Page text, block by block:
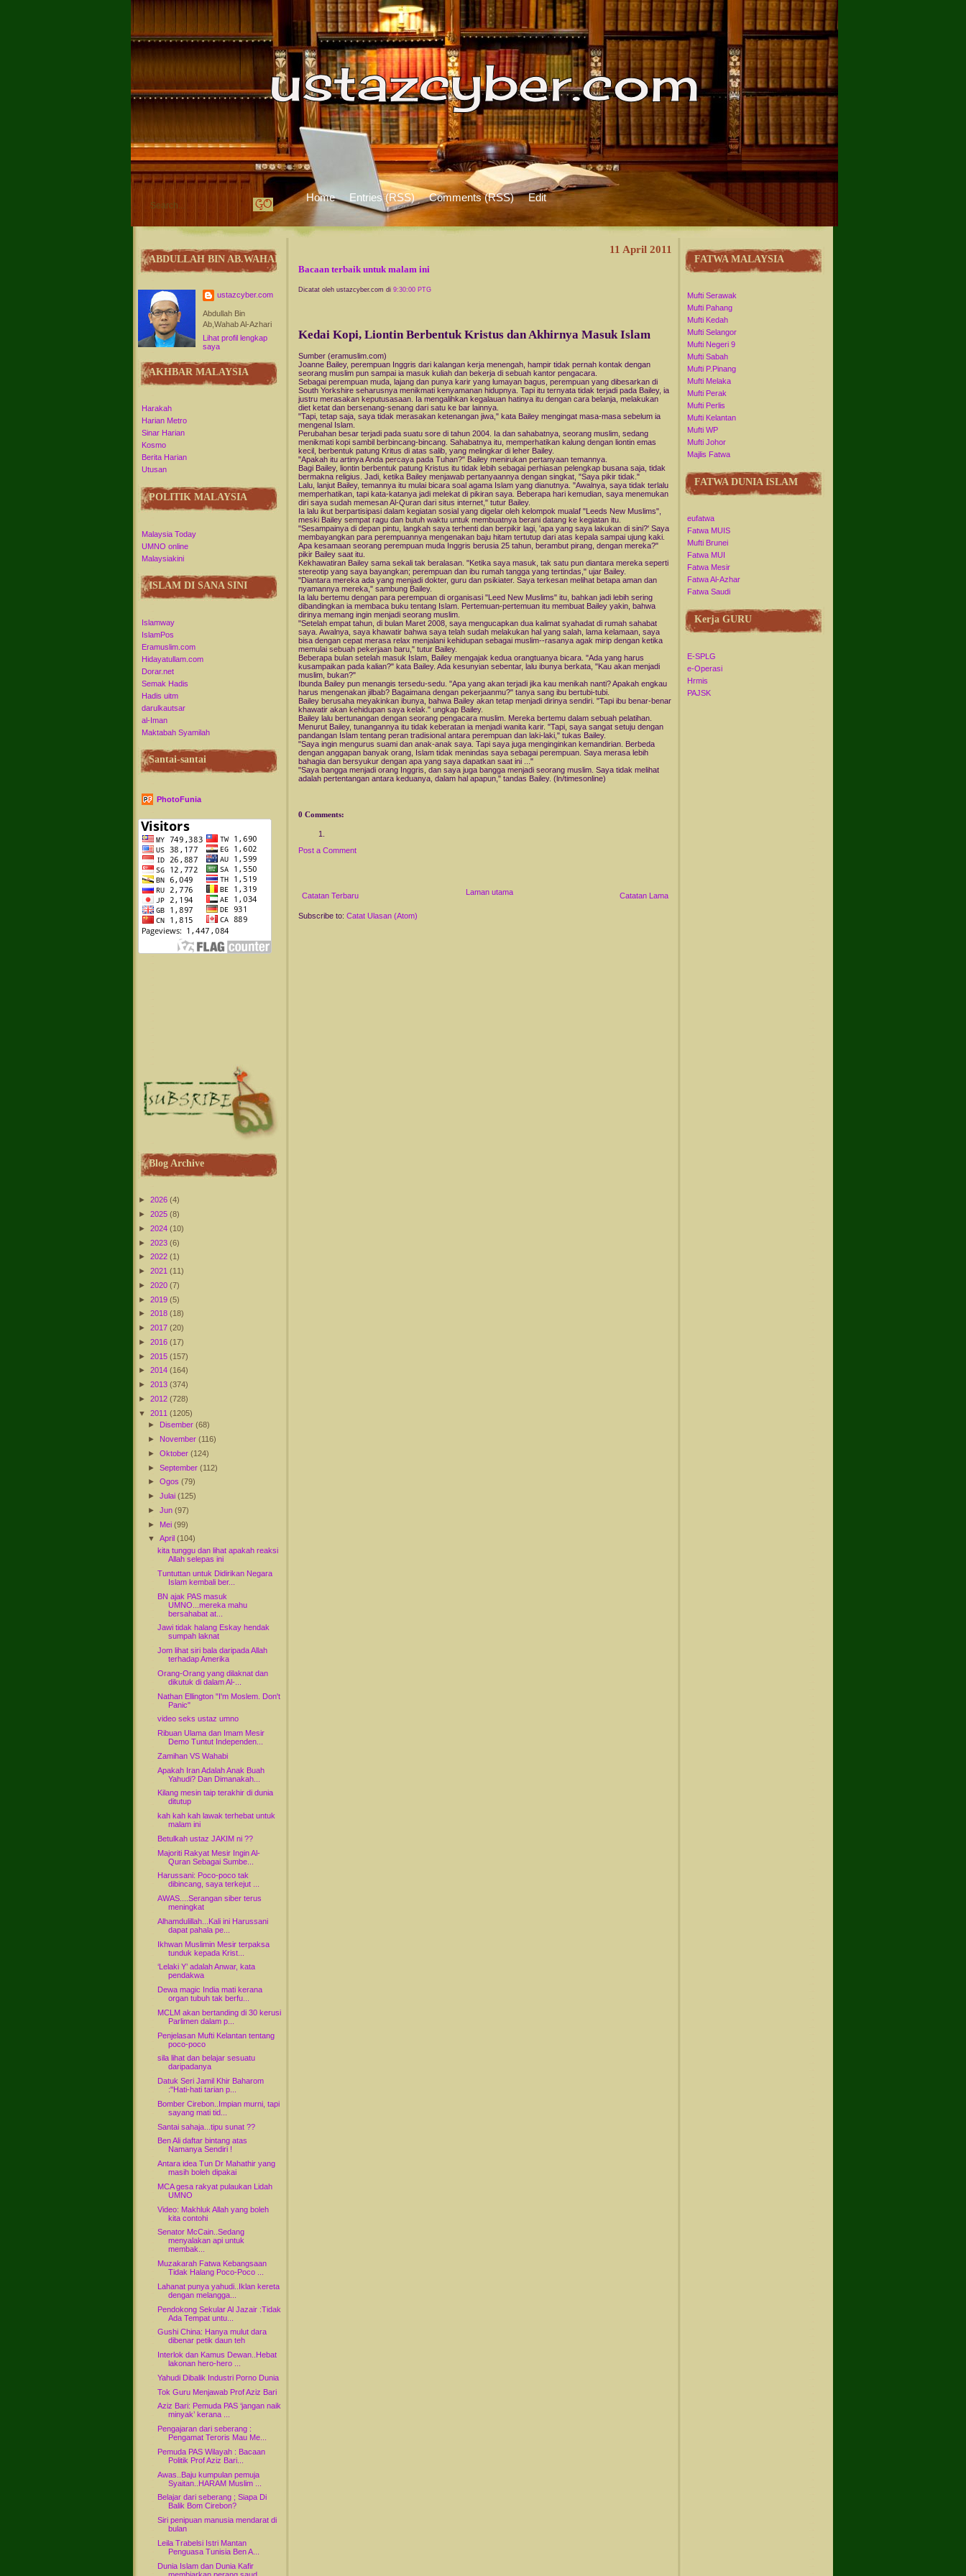
Home Entries (RSS) Comments (RSS) Edit
ABDULLAH BIN AB.WAHAB
ustazcyber.com
Abdullah Bin
Ab,Wahab Al-Azhari
Lihat profil lengkap
saya
AKHBAR MALAYSIA
Harakah
Harian Metro
Sinar Harian
Kosmo
Berita Harian
Utusan
POLITIK MALAYSIA
Malaysia Today
UMNO online
Malaysiakini
ISLAM DI SANA SINI
Islamway
IslamPos
Eramuslim.com
Hidayatullam.com
Dorar.net
Semak Hadis
Hadis uitm
darulkautsar
al-Iman
Maktabah Syamilah
Santai-santai
PhotoFunia
Blog Archive
► 2026 (4)
► 2025 (8)
► 2024 (10)
► 2023 (6)
► 2022 (1)
► 2021 (11)
► 2020 (7)
► 2019 (5)
► 2018 (18)
► 2017 (20)
► 2016 (17)
► 2015 (157)
► 2014 (164)
► 2013 (374)
► 2012 (728)
▼
2011 (1205)
►
Disember(68)
► November(116)
►Oktober(124)
►September(112)
►Ogos(79)
►Julai(125)
►Jun(97)
► Mei(99)
▼
April(104)
kita tunggu dan lihat apakah reaksi
Allah selepas ini
Tuntuttan untuk Didirikan Negara
Islam kembali ber...
BN ajak PAS masuk
UMNO...mereka mahu
bersahabat at...
Jawi tidak halang Eskay hendak
sumpah laknat
Jom lihat siri bala daripada Allah
terhadap Amerika
Orang-Orang yang dilaknat dan
dikutuk di dalam Al-...
Nathan Ellington "I'm Moslem. Don't
Panic"
video seks ustaz umno
Ribuan Ulama dan Imam Mesir
Demo Tuntut Independen...
Zamihan VS Wahabi
Apakah Iran Adalah Anak Buah
Yahudi? Dan Dimanakah...
Kilang mesin taip terakhir di dunia
ditutup
kah kah kah lawak terhebat untuk
malam ini
Betulkah ustaz JAKIM ni ??
Majoriti Rakyat Mesir Ingin Al-
Quran Sebagai Sumbe...
Harussani: Poco-poco tak
dibincang, saya terkejut ...
AWAS....Serangan siber terus
meningkat
Alhamdulillah...Kali ini Harussani
dapat pahala pe...
Ikhwan Muslimin Mesir terpaksa
tunduk kepada Krist...
‘Lelaki Y’ adalah Anwar, kata
pendakwa
Dewa magic India mati kerana
organ tubuh tak berfu...
MCLM akan bertanding di 30 kerusi
Parlimen dalam p...
Penjelasan Mufti Kelantan tentang
poco-poco
sila lihat dan belajar sesuatu
daripadanya
Datuk Seri Jamil Khir Baharom
:"Hati-hati tarian p...
Bomber Cirebon..Impian murni, tapi
sayang mati tid...
Santai sahaja...tipu sunat ??
Ben Ali daftar bintang atas
Namanya Sendiri !
Antara idea Tun Dr Mahathir yang
masih boleh dipakai
MCA gesa rakyat pulaukan Lidah
UMNO
Video: Makhluk Allah yang boleh
kita contohi
Senator McCain..Sedang
menyalakan api untuk
membak...
Muzakarah Fatwa Kebangsaan
Tidak Halang Poco-Poco ...
Lahanat punya yahudi..Iklan kereta
dengan melangga...
Pendokong Sekular Al Jazair :Tidak
Ada Tempat untu...
Gushi China: Hanya mulut dara
dibenar petik daun teh
Interlok dan Kamus Dewan..Hebat
lakonan hero-hero ...
Yahudi Dibalik Industri Porno Dunia
Tok Guru Menjawab Prof Aziz Bari
Aziz Bari: Pemuda PAS ‘jangan naik
minyak’ kerana ...
Pengajaran dari seberang :
Pengamat Teroris Mau Me...
Pemuda PAS Wilayah : Bacaan
Politik Prof Aziz Bari...
Awas..Baju kumpulan pemuja
Syaitan..HARAM Muslim ...
Belajar dari seberang ; Siapa Di
Balik Bom Cirebon?
Siri penipuan manusia mendarat di
bulan
Leila Trabelsi Istri Mantan
Penguasa Tunisia Ben A...
Dunia Islam dan Dunia Kafir
membiarkan perang saud...
11 April 2011
Bacaan terbaik untuk malam ini
Dicatat oleh ustazcyber.com di 9:30:00 PTG
Kedai Kopi, Liontin Berbentuk Kristus dan Akhirnya Masuk Islam
Sumber (eramuslim.com)
Joanne Bailey, perempuan Inggris dari kalangan kerja menengah, hampir tidak pernah kontak dengan
seorang muslim pun sampai ia masuk kuliah dan bekerja di sebuah kantor pengacara.
Sebagai perempuan muda, lajang dan punya karir yang lumayan bagus, perempuan yang dibesarkan di
South Yorkshire seharusnya menikmati kenyamanan hidupnya. Tapi itu ternyata tidak terjadi pada Bailey, ia
justru merasakan keputusasaan. Ia mengalihkan kegalauan hatinya itu dengan cara belanja, melakukan
diet ketat dan bersenang-senang dari satu ke bar lainnya.
"Tapi, tetap saja, saya tidak merasakan ketenangan jiwa," kata Bailey mengingat masa-masa sebelum ia
mengenal Islam.
Perubahan besar terjadi pada suatu sore di tahun 2004. Ia dan sahabatnya, seorang muslim, sedang
menikmati kopi sambil berbincang-bincang. Sahabatnya itu, memperhatikan kalung dengan liontin emas
kecil, berbentuk patung Kritus di atas salib, yang melingkar di leher Bailey.
"Apakah itu artinya Anda percaya pada Tuhan?" Bailey menirukan pertanyaan temannya.
Bagi Bailey, liontin berbentuk patung Kristus itu tidak lebih sebagai perhiasan pelengkap busana saja, tidak
bermakna religius. Jadi, ketika Bailey menjawab pertanyaannya dengan singkat, "Saya pikir tidak."
Lalu, lanjut Bailey, temannya itu mulai bicara soal agama Islam yang dianutnya. "Awalnya, saya tidak terlalu
memperhatikan, tapi kata-katanya jadi melekat di pikiran saya. Beberapa hari kemudian, saya menemukan
diri saya sudah memesan Al-Quran dari situs internet," tutur Bailey.
Ia lalu ikut berpartisipasi dalam kegiatan sosial yang digelar oleh kelompok mualaf "Leeds New Muslims",
meski Bailey sempat ragu dan butuh waktu untuk membuatnya berani datang ke kegiatan itu.
"Sesampainya di depan pintu, langkah saya terhenti dan berpikir lagi, 'apa yang saya lakukan di sini?' Saya
membayangkan para perempuannya mengenakan baju hitam tertutup dari atas kepala sampai ujung kaki.
Apa kesamaan seorang perempuan muda Inggris berusia 25 tahun, berambut pirang, dengan mereka?"
pikir Bailey saat itu.
Kekhawatiran Bailey sama sekali tak beralasan. "Ketika saya masuk, tak satu pun diantara mereka seperti
stereotip yang saya bayangkan; perempuan dan ibu rumah tangga yang tertindas," ujar Bailey.
"Diantara mereka ada yang menjadi dokter, guru dan psikiater. Saya terkesan melihat betapa aman dan
nyamannya mereka," sambung Bailey.
Ia lalu bertemu dengan para perempuan di organisasi "Leed New Muslims" itu, bahkan jadi lebih sering
dibandingkan ia membaca buku tentang Islam. Pertemuan-pertemuan itu membuat Bailey yakin, bahwa
dirinya memang ingin menjadi seorang muslim.
"Setelah empat tahun, di bulan Maret 2008, saya mengucapkan dua kalimat syahadat di rumah sahabat
saya. Awalnya, saya khawatir bahwa saya telah sudah melakukan hal yang salah, lama kelamaan, saya
bisa dengan cepat merasa relax menjalani kehidupan sebagai muslim--rasanya agak mirip dengan ketika
memulai sebuah pekerjaan baru," tutur Bailey.
Beberapa bulan setelah masuk Islam, Bailey mengajak kedua orangtuanya bicara. "Ada yang harus
kusampaikan pada kalian?" kata Bailey. Ada kesunyian sebentar, lalu ibunya berkata, "Kau akan menjadi
muslim, bukan?"
Ibunda Bailey pun menangis tersedu-sedu. "Apa yang akan terjadi jika kau menikah nanti? Apakah engkau
harus mengenakan jilbab? Bagaimana dengan pekerjaanmu?" tanya sang ibu bertubi-tubi.
Bailey berusaha meyakinkan ibunya, bahwa Bailey akan tetap menjadi dirinya sendiri. "Tapi ibu benar-benar
khawatir akan kehidupan saya kelak." ungkap Bailey.
Bailey lalu bertunangan dengan seorang pengacara muslim. Mereka bertemu dalam sebuah pelatihan.
Menurut Bailey, tunangannya itu tidak keberatan ia menjadi wanita karir. "Tapi, saya sangat setuju dengan
pandangan Islam tentang peran tradisional antara perempuan dan laki-laki," tukas Bailey.
"Saya ingin mengurus suami dan anak-anak saya. Tapi saya juga menginginkan kemandirian. Berbeda
dengan anggapan banyak orang, Islam tidak menindas saya sebagai perempuan. Saya merasa lebih
bahagia dan bersyukur dengan apa yang saya dapatkan saat ini ..."
"Saya bangga menjadi orang Inggris, dan saya juga bangga menjadi seorang muslim. Saya tidak melihat
adalah pertentangan antara keduanya, dalam hal apapun," tandas Bailey. (ln/timesonline)
0 Comments:
Post a Comment
Catatan Terbaru Catatan Lama
Laman utama
Subscribe to: Catat Ulasan (Atom)
FATWA MALAYSIA
Mufti Serawak
Mufti Pahang
Mufti Kedah
Mufti Selangor
Mufti Negeri 9
Mufti Sabah
Mufti P.Pinang
Mufti Melaka
Mufti Perak
Mufti Perlis
Mufti Kelantan
Mufti WP
Mufti Johor
Majlis Fatwa
FATWA DUNIA ISLAM
eufatwa
Fatwa MUIS
Mufti Brunei
Fatwa MUI
Fatwa Mesir
Fatwa Al-Azhar
Fatwa Saudi
Kerja GURU
E-SPLG
e-Operasi
Hrmis
PAJSK